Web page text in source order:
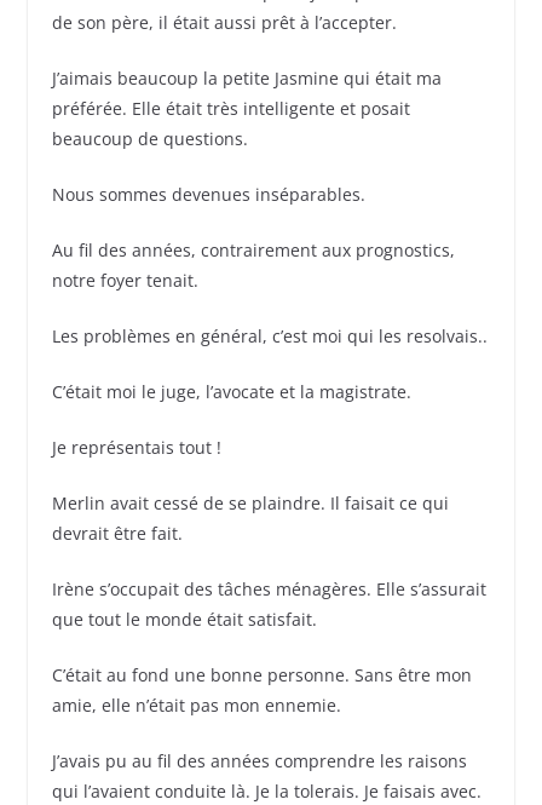
de son père, il était aussi prêt à l’accepter.
J’aimais beaucoup la petite Jasmine qui était ma
préférée. Elle était très intelligente et posait
beaucoup de questions.
Nous sommes devenues inséparables.
Au fil des années, contrairement aux prognostics,
notre foyer tenait.
Les problèmes en général, c’est moi qui les resolvais..
C’était moi le juge, l’avocate et la magistrate.
Je représentais tout !
Merlin avait cessé de se plaindre. Il faisait ce qui
devrait être fait.
Irène s’occupait des tâches ménagères. Elle s’assurait
que tout le monde était satisfait.
C’était au fond une bonne personne. Sans être mon
amie, elle n’était pas mon ennemie.
J’avais pu au fil des années comprendre les raisons
qui l’avaient conduite là. Je la tolerais. Je faisais avec.